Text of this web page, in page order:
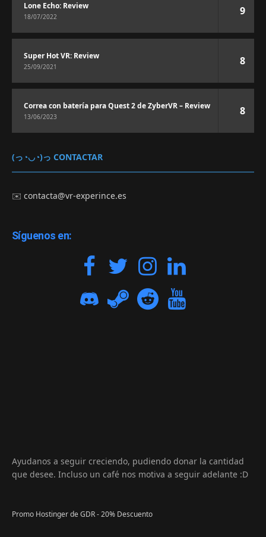
Lone Echo: Review
18/07/2022 9
Super Hot VR: Review
25/09/2021 8
Correa con batería para Quest 2 de ZyberVR – Review
13/06/2023 8
(っ◔◡◔)っ CONTACTAR
✉️contacta@vr-experince.es
Síguenos en:
Ayudanos a seguir creciendo, pudiendo donar la cantidad
que desee. Incluso un café nos motiva a seguir adelante :D
Promo Hostinger de GDR - 20% Descuento